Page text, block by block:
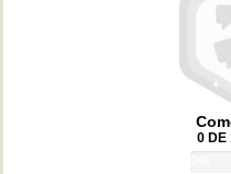
0 DE